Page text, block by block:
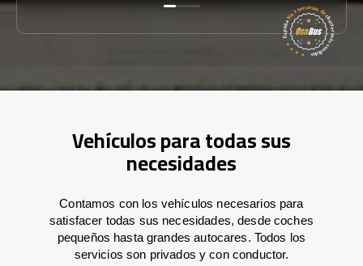
Vehículos para todas sus
necesidades
Contamos con los vehículos necesarios para
satisfacer todas sus necesidades, desde coches
pequeños hasta grandes autocares. Todos los
servicios son privados y con conductor.